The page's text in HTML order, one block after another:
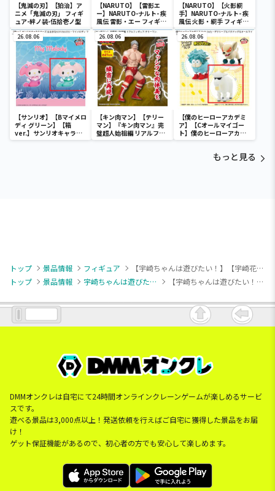
【鬼滅の刃】【狛治】ア
ニメ「鬼滅の刃」 フィギ
ュア-絆ノ装-伍拾壱ノ型
【NARUTO】【雷影エ
ー】NARUTO-ナルト- 疾
風伝 雷影・エー フィギュ
ア～五影集結…!!～
【NARUTO】【火影綱
手】NARUTO-ナルト- 疾
風伝 火影・綱手 フィギュ
ア～五影集結…!!～
26.08.06
【サンリオ】【Bマイメロ
ディ グリーン】【箱
ver.】サンリオキャラク
ターズ おおきな
26.08.06
【キン肉マン】【テリー
マン】『キン肉マン』完
璧超人始祖編 リアルフィ
ギュア-テリーマン-
26.08.06
【僕のヒーローアカデミ
ア】【Cオールマイゴー
ト】僕のヒーローアカデ
ミア Fluffy Puffy～デク
ールマイゴート～もっと見る
トップ 景品情報 フィギュア
【宇崎ちゃんは遊びたい！】【宇崎花】宇崎ちゃんは遊びたい！ω BiCute Bunnies Figureー宇崎花ー
トップ
景品情報 宇崎ちゃんは遊びたい！ 【宇崎ちゃんは遊びたい！】【宇崎花】宇崎ちゃんは遊びたい！ω BiCute Bunnies Figureー宇崎花ー
DMMオンクレは自宅にて24時間オンラインクレーンゲームが楽しめるサービ
スです。
遊べる景品は3,000点以上！発送依頼を行えばご自宅に獲得した景品をお届
け！
ゲット保証機能があるので、初心者の方でも安心して楽しめます。